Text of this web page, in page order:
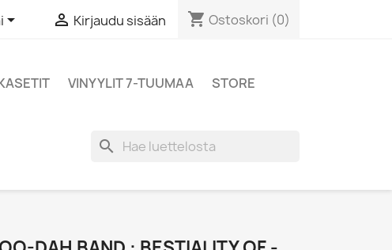
  Kirjaudu sisään shopping_cart Ostoskori (0)
VINYYLIT 7-TUUMAA
STORE
search